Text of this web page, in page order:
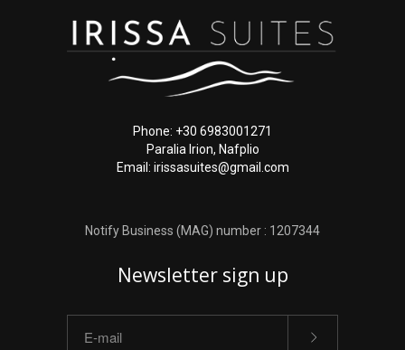
Phone: +30 6983001271
Paralia Irion, Nafplio
Email: irissasuites@gmail.com
Notify Business (MAG) number : 1207344
Newsletter sign up